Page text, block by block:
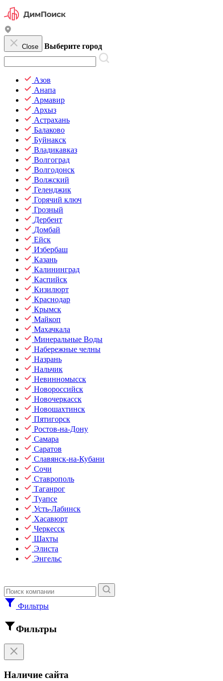
Close Выберите город
Азов
Анапа
Армавир
Архыз
Астрахань
Балаково
Буйнакск
Владикавказ
Волгоград
Волгодонск
Волжский
Геленджик
Горячий ключ
Грозный
Дербент
Домбай
Ейск
Избербаш
Казань
Калининград
Каспийск
Кизилюрт
Краснодар
Крымск
Майкоп
Махачкала
Минеральные Воды
Набережные челны
Назрань
Нальчик
Невинномысск
Новороссийск
Новочеркасск
Новошахтинск
Пятигорск
Ростов-на-Дону
Самара
Саратов
Славянск-на-Кубани
Сочи
Ставрополь
Таганрог
Туапсе
Усть-Лабинск
Хасавюрт
Черкесск
Шахты
Элиста
Энгельс
Фильтры
Фильтры
Наличие сайта